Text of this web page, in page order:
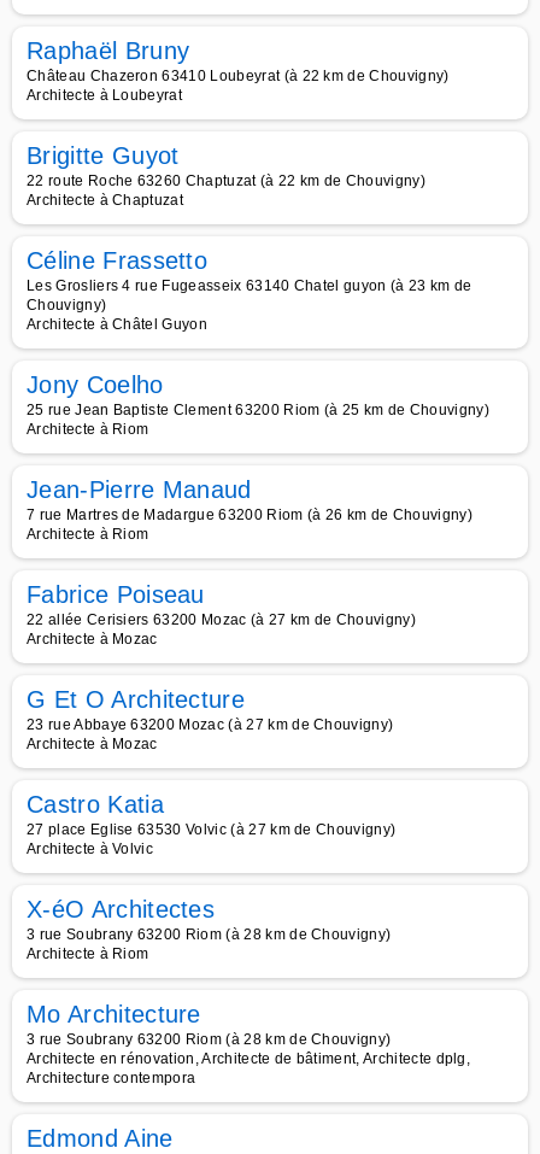
Raphaël Bruny
Château Chazeron 63410 Loubeyrat (à 22 km de Chouvigny)
Architecte à Loubeyrat
Brigitte Guyot
22 route Roche 63260 Chaptuzat (à 22 km de Chouvigny)
Architecte à Chaptuzat
Céline Frassetto
Les Grosliers 4 rue Fugeasseix 63140 Chatel guyon (à 23 km de
Chouvigny)
Architecte à Châtel Guyon
Jony Coelho
25 rue Jean Baptiste Clement 63200 Riom (à 25 km de Chouvigny)
Architecte à Riom
Jean-Pierre Manaud
7 rue Martres de Madargue 63200 Riom (à 26 km de Chouvigny)
Architecte à Riom
Fabrice Poiseau
22 allée Cerisiers 63200 Mozac (à 27 km de Chouvigny)
Architecte à Mozac
G Et O Architecture
23 rue Abbaye 63200 Mozac (à 27 km de Chouvigny)
Architecte à Mozac
Castro Katia
27 place Eglise 63530 Volvic (à 27 km de Chouvigny)
Architecte à Volvic
X-éO Architectes
3 rue Soubrany 63200 Riom (à 28 km de Chouvigny)
Architecte à Riom
Mo Architecture
3 rue Soubrany 63200 Riom (à 28 km de Chouvigny)
Architecte en rénovation, Architecte de bâtiment, Architecte dplg,
Architecture contempora
Edmond Aine